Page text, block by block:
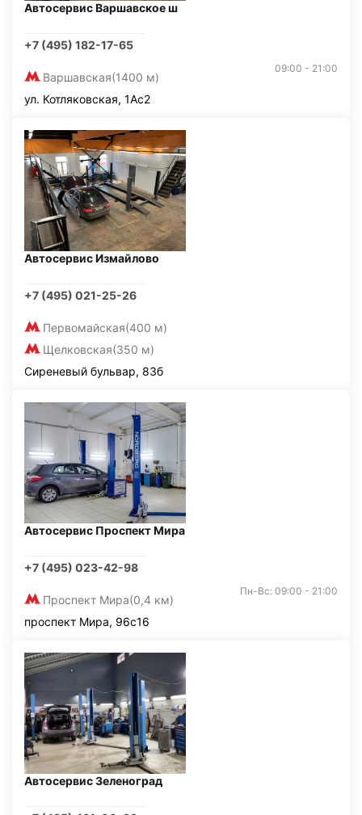
Автосервис Варшавское ш
+7 (495) 182-17-65
Варшавская(1400 м)
09:00 - 21:00
ул. Котляковская, 1Ас2
Автосервис Измайлово
+7 (495) 021-25-26
Первомайская(400 м)
Щелковская(350 м)
Сиреневый бульвар, 83б
Автосервис Проспект Мира
+7 (495) 023-42-98
Проспект Мира(0,4 км)
Пн-Вс: 09:00 - 21:00
проспект Мира, 96с16
Автосервис Зеленоград